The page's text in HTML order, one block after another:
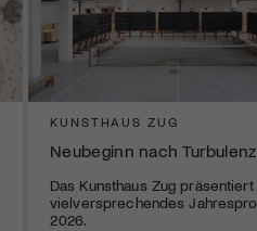
KUNSTHAUS ZUG
Neubeginn nach
Das Kunsthaus Zug
vielversprechendes
2026.